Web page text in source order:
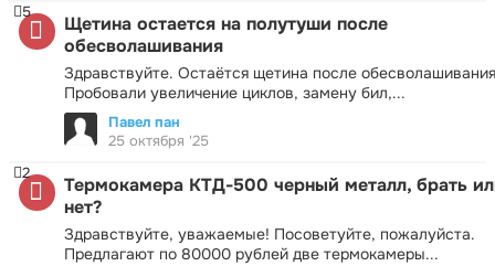
Щетина остается на полутуши после
обесволашивания
Здравствуйте. Остаётся щетина после
Пробовали увеличение циклов, замену бил,...
5
Павел пан
25 октября '25
Термокамера КТД-500 черный металл, брать
нет?
Здравствуйте, уважаемые! Посоветуйте, пожалуйста.
Предлагают по 80000 рублей две термокамеры...
2